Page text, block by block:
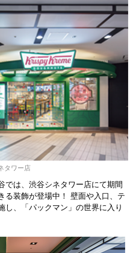
タワー店
では、渋谷シネタワー店にて期間
る装飾が登場中！ 壁面や入口、テ
し、「パックマン」の世界に入り